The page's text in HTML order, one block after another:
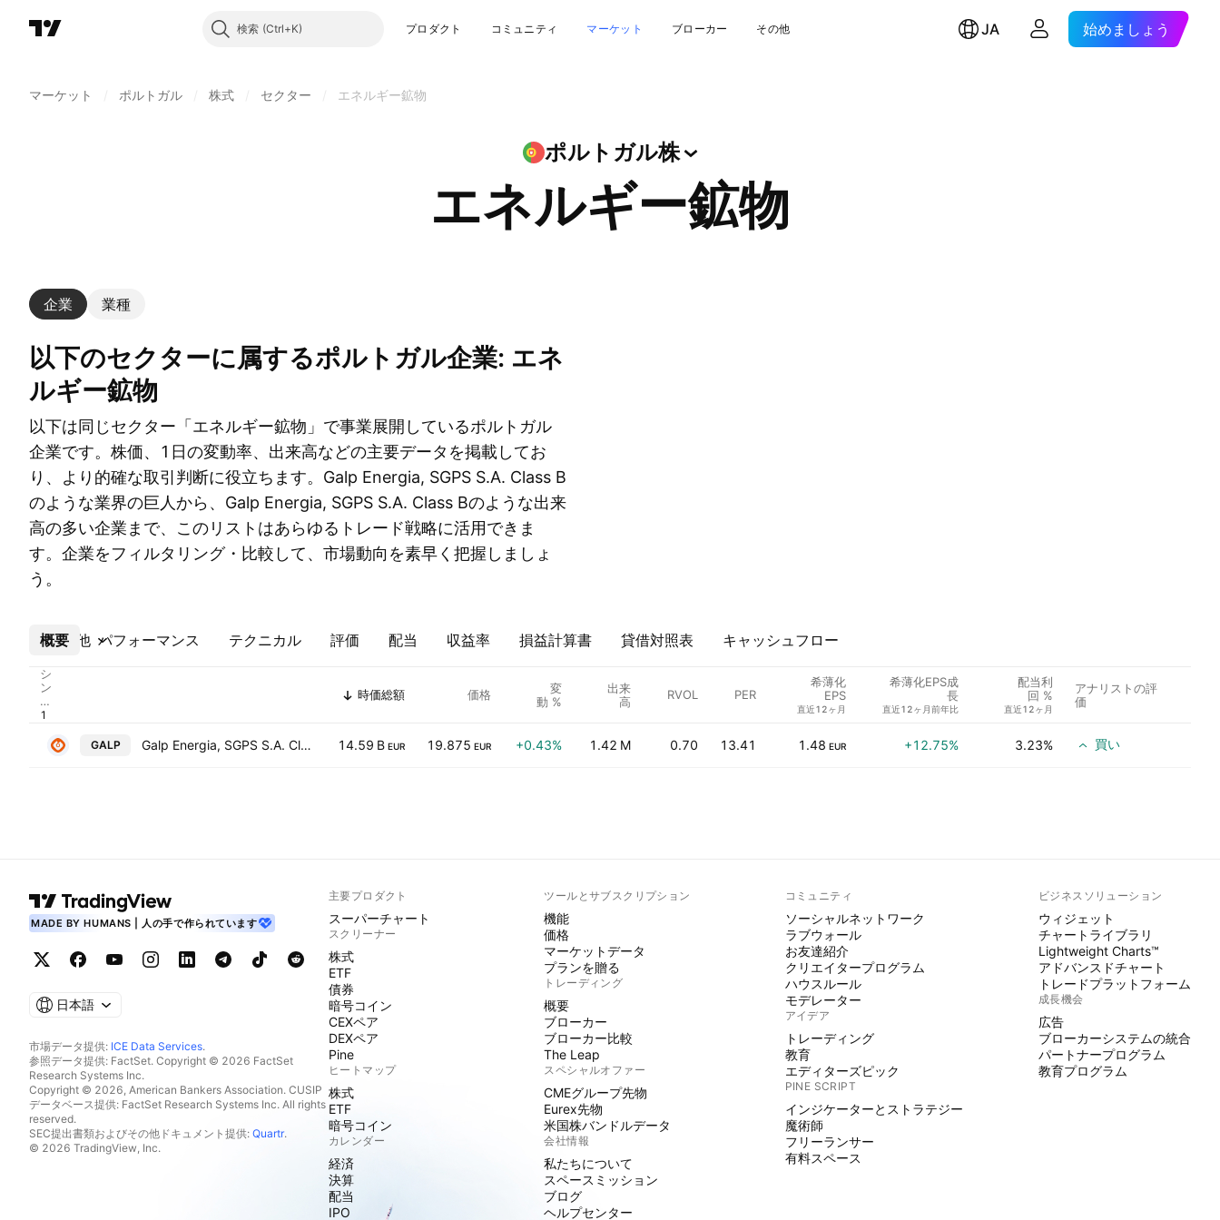
検索 プロダクト コミュニティ マーケット ブローカー その他 JA 始めましょう
マーケット ポルトガル 株式 セクター エネルギー鉱物
ポルトガル株
エネルギー鉱物
企業 業種
以下のセクターに属するポルトガル企業: エネ
ルギー鉱物
以下は同じセクター「エネルギー鉱物」で事業展開しているポルトガル
企業です。株価、1日の変動率、出来高などの主要データを掲載してお
り、より的確な取引判断に役立ちます。Galp Energia, SGPS S.A. Class B
のような業界の巨人から、Galp Energia, SGPS S.A. Class Bのような出来
高の多い企業まで、このリストはあらゆるトレード戦略に活用できま
す。企業をフィルタリング・比較して、市場動向を素早く把握しましょ
う。
概要 パフォーマンス テクニカル 評価 配当 収益率 損益計算書 貸借対照表 キャッシュフロー
その他
シ
ン
ボ
ル
時価総額 価格
変
動 %
出来
高
RVOL PER
希薄化
EPS
直近12ヶ月
希薄化EPS成
長
直近12ヶ月前年比
配当利
回 %
直近12ヶ月
アナリストの評
価
GALP Galp Energia, SGPS S.A. Class B 14.59 B EUR 19.875 EUR +0.43% 1.42 M 0.70 13.41 1.48 EUR +12.75% 3.23% 買い
MADE BY HUMANS | 人の手で作られています
日本語
市場データ提供: ICE Data Services.
参照データ提供: FactSet. Copyright © 2026 FactSet
Research Systems Inc.
Copyright © 2026, American Bankers Association. CUSIP
データベース提供: FactSet Research Systems Inc. All rights
reserved.
SEC提出書類およびその他ドキュメント提供: Quartr.
© 2026 TradingView, Inc.
主要プロダクト
スーパーチャート
スクリーナー
株式
ETF
債券
暗号コイン
CEXペア
DEXペア
Pine
ヒートマップ
株式
ETF
暗号コイン
カレンダー
経済
決算
配当
IPO
ツールとサブスクリプション
機能
価格
マーケットデータ
プランを贈る
トレーディング
概要
ブローカー
ブローカー比較
The Leap
スペシャルオファー
CMEグループ先物
Eurex先物
米国株バンドルデータ
会社情報
私たちについて
スペースミッション
ブログ
ヘルプセンター
コミュニティ
ソーシャルネットワーク
ラブウォール
お友達紹介
クリエイタープログラム
ハウスルール
モデレーター
アイデア
トレーディング
教育
エディターズピック
PINE SCRIPT
インジケーターとストラテジー
魔術師
フリーランサー
有料スペース
ビジネスソリューション
ウィジェット
チャートライブラリ
Lightweight Charts™
アドバンスドチャート
トレードプラットフォーム
成長機会
広告
ブローカーシステムの統合
パートナープログラム
教育プログラム